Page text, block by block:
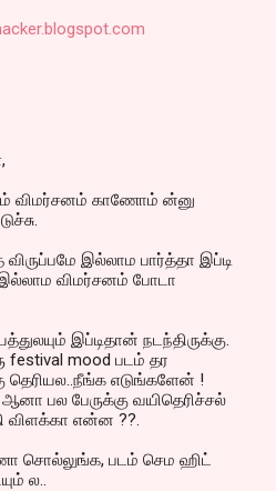
விமர்சனம் காணோம் ன்னு
இல்லாம பார்த்தா இப்டி
விமர்சனம் போடா
இப்டிதான் நடந்திருக்கு.
festival mood படம் தர
தெரியல..நீங்க எடுங்களேன் !
பல பேருக்கு வயிதெரிச்சல்
விளக்கா என்ன ??.
சொல்லுங்க, படம் செம ஹிட்
ல..